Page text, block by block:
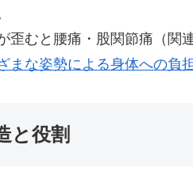
歪むと腰痛・股関節痛（関
まな姿勢による身体への負
と役割